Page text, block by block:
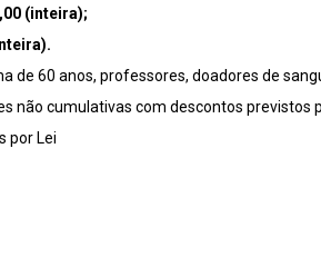
(inteira);
de 60 anos, professores, doadores de
não cumulativas com descontos previstos
por Lei